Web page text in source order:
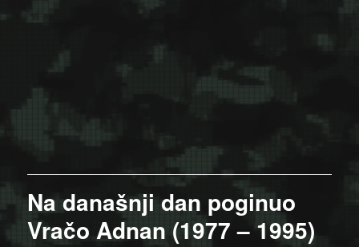
Na današnji dan poginuo
Vračo Adnan (1977 – 1995)